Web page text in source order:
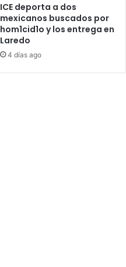
ICE deporta a dos
mexicanos buscados por
hom1cid1o y los entrega en
Laredo
4 días ago